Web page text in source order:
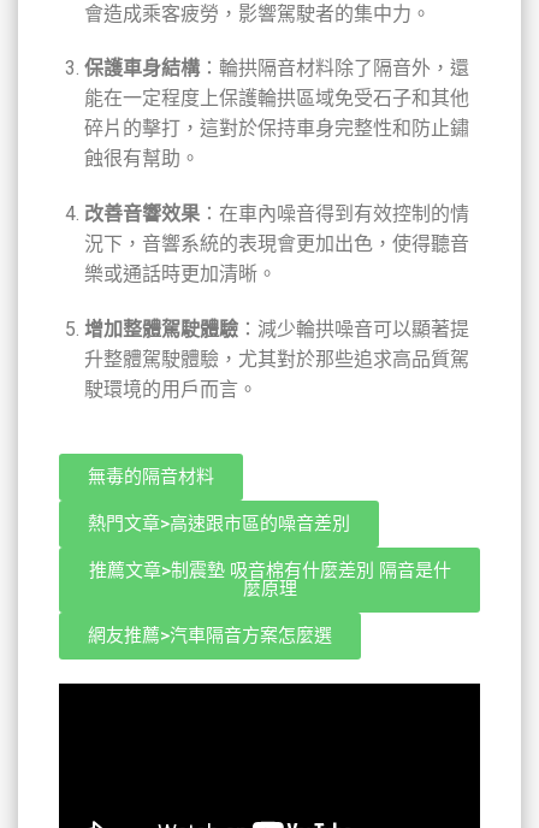
會造成乘客疲勞，影響駕駛者的集中力。
保護車身結構：輪拱隔音材料除了隔音外，還
能在一定程度上保護輪拱區域免受石子和其他
碎片的擊打，這對於保持車身完整性和防止鏽
蝕很有幫助。
改善音響效果：在車內噪音得到有效控制的情
況下，音響系統的表現會更加出色，使得聽音
樂或通話時更加清晰。
增加整體駕駛體驗：減少輪拱噪音可以顯著提
升整體駕駛體驗，尤其對於那些追求高品質駕
駛環境的用戶而言。
無毒的隔音材料
熱門文章>高速跟市區的噪音差別
推薦文章>制震墊 吸音棉有什麼差別 隔音是什
麼原理
網友推薦>汽車隔音方案怎麼選